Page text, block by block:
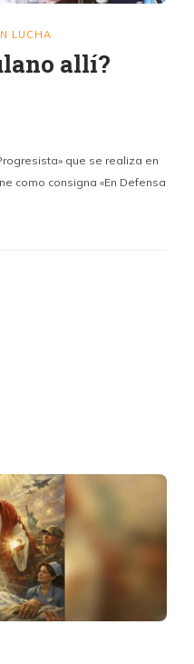
LUCHA
allí?
que se realiza en
como consigna «En Defensa